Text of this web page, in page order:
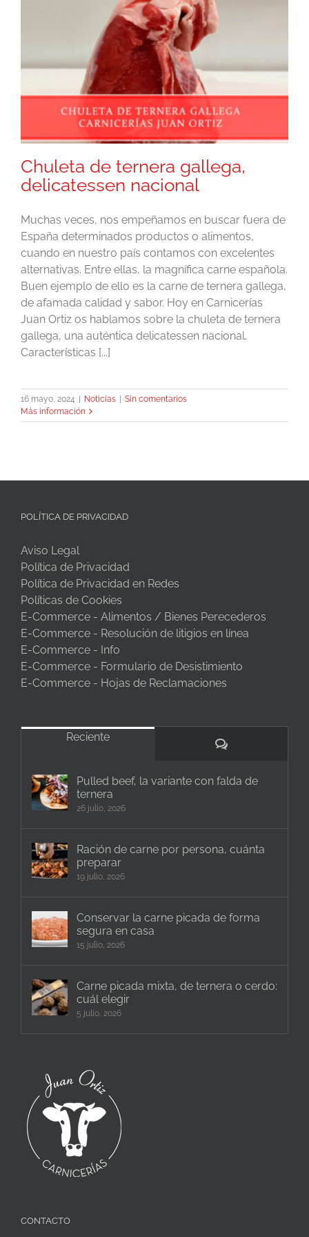
Chuleta de ternera gallega,
delicatessen nacional
Muchas veces, nos empeñamos en buscar fuera de
España determinados productos o alimentos,
cuando en nuestro país contamos con excelentes
alternativas. Entre ellas, la magnífica carne española.
Buen ejemplo de ello es la carne de ternera gallega,
de afamada calidad y sabor. Hoy en Carnicerías
Juan Ortiz os hablamos sobre la chuleta de ternera
gallega, una auténtica delicatessen nacional.
Características [...]
16 mayo, 2024 Noticias
Sin comentarios
Más información
POLÍTICA DE PRIVACIDAD
Aviso Legal
Política de Privacidad
Política de Privacidad en Redes
Políticas de Cookies
E-Commerce - Alimentos / Bienes Perecederos
E-Commerce - Resolución de litigios en línea
E-Commerce - Info
E-Commerce - Formulario de Desistimiento
E-Commerce - Hojas de Reclamaciones
Reciente
Comentarios
Pulled beef, la variante con falda de
ternera
26 julio, 2026
Ración de carne por persona, cuánta
preparar
19 julio, 2026
Conservar la carne picada de forma
segura en casa
15 julio, 2026
Carne picada mixta, de ternera o cerdo:
cuál elegir
5 julio, 2026
CONTACTO